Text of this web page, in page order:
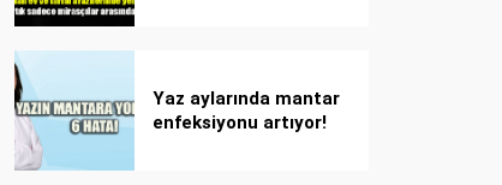
Yaz aylarında mantar
enfeksiyonu artıyor!